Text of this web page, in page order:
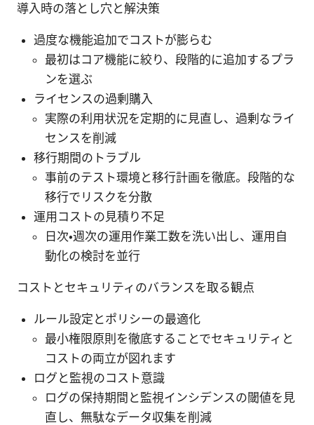
導入時の落とし穴と解決策
過度な機能追加でコストが膨らむ
最初はコア機能に絞り、段階的に追加するプラ
ンを選ぶ
ライセンスの過剰購入
実際の利用状況を定期的に見直し、過剰なライ
センスを削減
移行期間のトラブル
事前のテスト環境と移行計画を徹底。段階的な
移行でリスクを分散
運用コストの見積り不足
日次・週次の運用作業工数を洗い出し、運用自
動化の検討を並行
コストとセキュリティのバランスを取る観点
ルール設定とポリシーの最適化
最小権限原則を徹底することでセキュリティと
コストの両立が図れます
ログと監視のコスト意識
ログの保持期間と監視インシデンスの閾値を見
直し、無駄なデータ収集を削減